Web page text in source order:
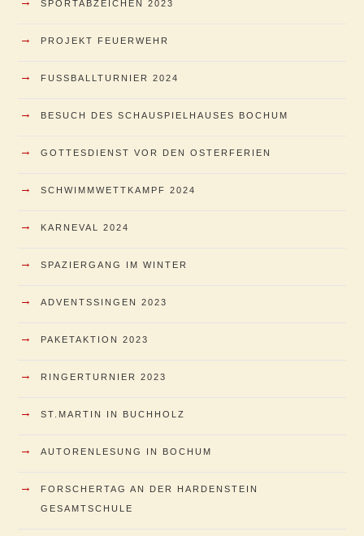
SPORTABZEICHEN 2023
→ PROJEKT FEUERWEHR
→ FUSSBALLTURNIER 2024
→ BESUCH DES SCHAUSPIELHAUSES BOCHUM
→ GOTTESDIENST VOR DEN OSTERFERIEN
→ SCHWIMMWETTKAMPF 2024
→ KARNEVAL 2024
→ SPAZIERGANG IM WINTER
→ ADVENTSSINGEN 2023
→ PAKETAKTION 2023
→ RINGERTURNIER 2023
→ ST.MARTIN IN BUCHHOLZ
→ AUTORENLESUNG IN BOCHUM
→
FORSCHERTAG AN DER HARDENSTEIN
GESAMTSCHULE